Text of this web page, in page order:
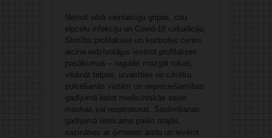
Ņemot vērā vienlaicīgu gripas, citu
elpceļu infekciju un Covid-19 cirkulāciju,
Slimību profilakses un kontroles centrs
aicina iedzīvotājus ievērot profilakses
pasākumus – regulāri mazgāt rokas,
vēdināt telpas, izvairīties no cilvēku
pulcēšanās vietām un nepieciešamības
gadījumā lietot medicīniskās sejas
maskas vai respiratorus. Saslimšanas
gadījumā ieteicams palikt mājās,
sazināties ar ģimenes ārstu un ievērot